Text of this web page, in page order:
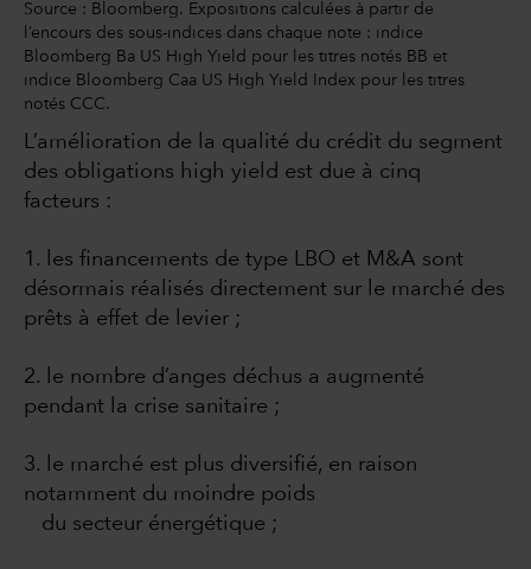
Source : Bloomberg. Expositions calculées à partir de
l’encours des sous-indices dans chaque note : indice
Bloomberg Ba US High Yield pour les titres notés BB et
indice Bloomberg Caa US High Yield Index pour les titres
notés CCC.
L’amélioration de la qualité du crédit du segment
des obligations high yield est due à cinq
facteurs :
1. les financements de type LBO et M&A sont
désormais réalisés directement sur le marché des
prêts à effet de levier ;
2. le nombre d’anges déchus a augmenté
pendant la crise sanitaire ;
3. le marché est plus diversifié, en raison
notamment du moindre poids
du secteur énergétique ;